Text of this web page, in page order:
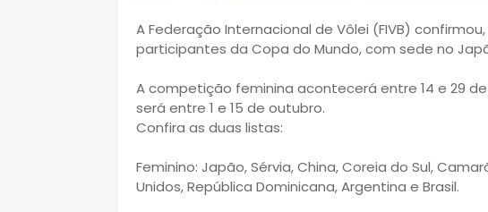
A Federação Internacional de Vôlei (FIVB)
participantes da Copa do Mundo, com sede no
A competição feminina acontecerá entre 14 e 29
será entre 1 e 15 de outubro.
Confira as duas listas:
Feminino: Japão, Sérvia, China, Coreia do Sul,
Unidos, República Dominicana, Argentina e Brasil.